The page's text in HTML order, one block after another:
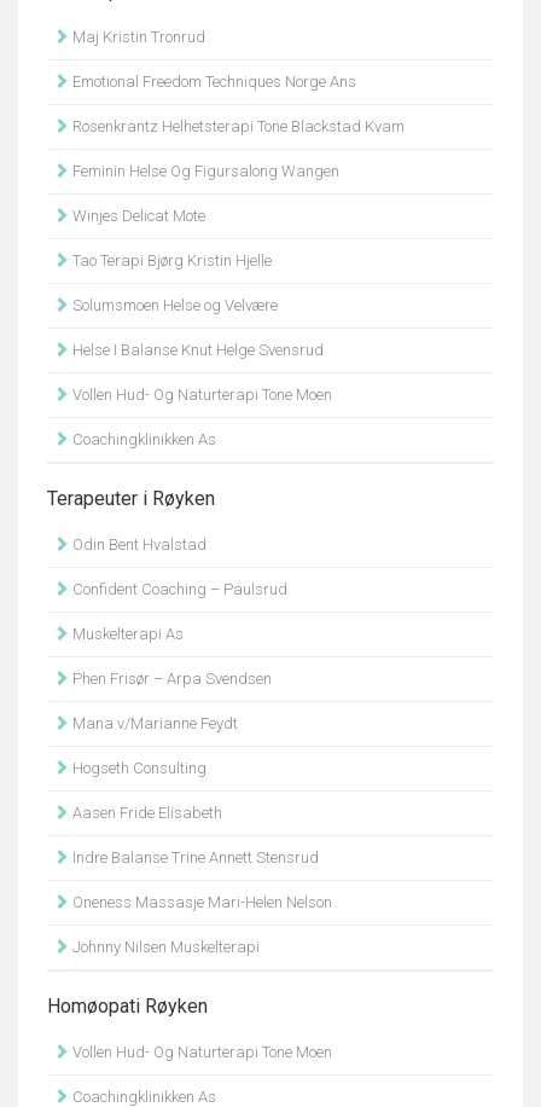
Maj Kristin Tronrud
Emotional Freedom Techniques Norge Ans
Rosenkrantz Helhetsterapi Tone Blackstad Kvam
Feminin Helse Og Figursalong Wangen
Winjes Delicat Mote
Tao Terapi Bjørg Kristin Hjelle
Solumsmoen Helse og Velvære
Helse I Balanse Knut Helge Svensrud
Vollen Hud- Og Naturterapi Tone Moen
Coachingklinikken As
Terapeuter i Røyken
Odin Bent Hvalstad
Confident Coaching – Paulsrud
Muskelterapi As
Phen Frisør – Arpa Svendsen
Mana v/Marianne Feydt
Hogseth Consulting
Aasen Fride Elisabeth
Indre Balanse Trine Annett Stensrud
Oneness Massasje Mari-Helen Nelson
Johnny Nilsen Muskelterapi
Homøopati Røyken
Vollen Hud- Og Naturterapi Tone Moen
Coachingklinikken As